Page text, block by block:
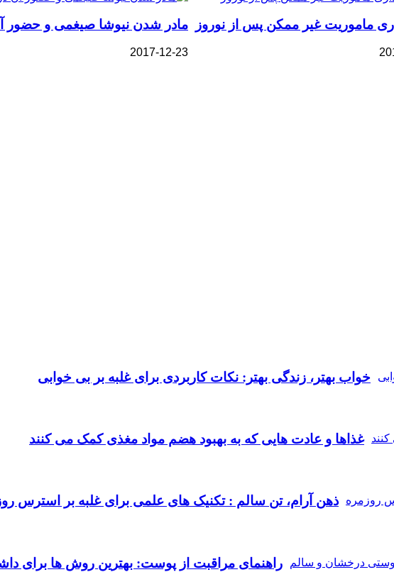
ماموریت غیر ممکن پس از نوروز مادر شدن نیوشا صیغمی و حضور
2017-12-23
خواب بهتر، زندگی بهتر: نکات کاربردی برای غلبه بر بی‌ خوابی
غذاها و عادت‌ هایی که به بهبود هضم مواد مغذی کمک می‌ کنند
ذهن آرام، تن سالم : تکنیک‌ های علمی برای غلبه بر استرس
راهنمای مراقبت از پوست: بهترین روش‌ ها برای